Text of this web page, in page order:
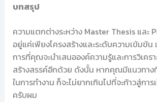
บทสรุป
ความแตกต่างระหว่าง Master Thesis และ
อยู่แค่เพียงโครงสร้างและระดับความเข้มข้
การที่คุณจะนำเสนอองค์ความรู้และการวิเคร
สร้างสรรค์อีกด้วย ดังนั้น หากคุณมีแนวทาง
ในการทำงาน ก็จะไม่ยากเกินไปที่จะก้าวสู่ก
ครับผม